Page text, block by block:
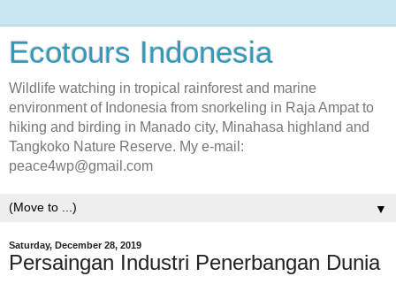
Ecotours Indonesia
Wildlife watching in tropical rainforest and marine
environment of Indonesia from snorkeling in Raja Ampat to
hiking and birding in Manado city, Minahasa highland and
Tangkoko Nature Reserve. My e-mail:
peace4wp@gmail.com
▼
Saturday, December 28, 2019
Persaingan Industri Penerbangan Dunia